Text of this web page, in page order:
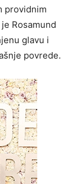
providnim
Rosamund
glavu i
povrede.